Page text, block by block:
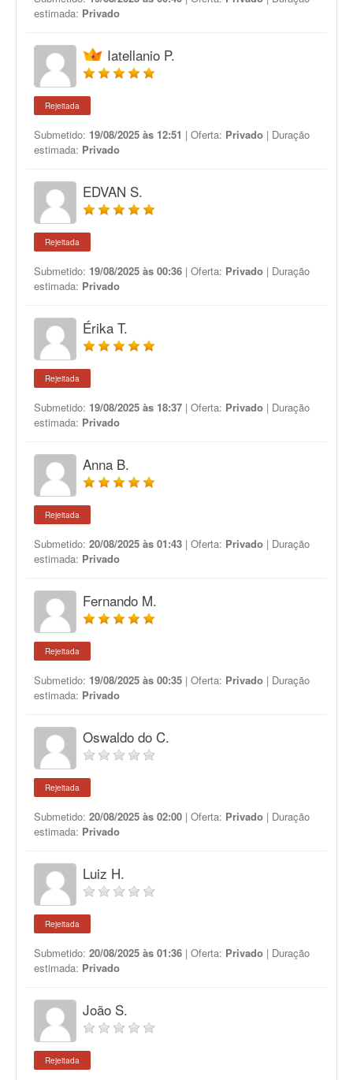
estimada: Privado
Iatellanio P.
Rejeitada
Submetido: 19/08/2025 às 12:51 | Oferta: Privado | Duração
estimada: Privado
EDVAN S.
Rejeitada
Submetido: 19/08/2025 às 00:36 | Oferta: Privado | Duração
estimada: Privado
Érika T.
Rejeitada
Submetido: 19/08/2025 às 18:37 | Oferta: Privado | Duração
estimada: Privado
Anna B.
Rejeitada
Submetido: 20/08/2025 às 01:43 | Oferta: Privado | Duração
estimada: Privado
Fernando M.
Rejeitada
Submetido: 19/08/2025 às 00:35 | Oferta: Privado | Duração
estimada: Privado
Oswaldo do C.
Rejeitada
Submetido: 20/08/2025 às 02:00 | Oferta: Privado | Duração
estimada: Privado
Luiz H.
Rejeitada
Submetido: 20/08/2025 às 01:36 | Oferta: Privado | Duração
estimada: Privado
João S.
Rejeitada